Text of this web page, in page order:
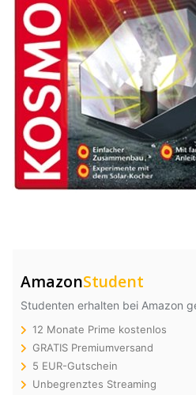
AmazonStudent
Studenten erhalten bei Amazon
12 Monate Prime kostenlos
GRATIS Premiumversand
5 EUR-Gutschein
Unbegrenztes Streaming